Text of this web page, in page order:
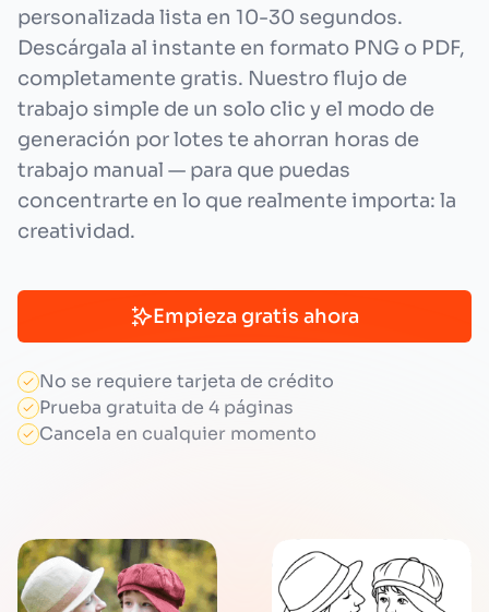
personalizada lista en 10-30 segundos.
Descárgala al instante en formato PNG o PDF,
completamente gratis. Nuestro flujo de
trabajo simple de un solo clic y el modo de
generación por lotes te ahorran horas de
trabajo manual — para que puedas
concentrarte en lo que realmente importa: la
creatividad.
Empieza gratis ahora
No se requiere tarjeta de crédito
Prueba gratuita de 4 páginas
Cancela en cualquier momento